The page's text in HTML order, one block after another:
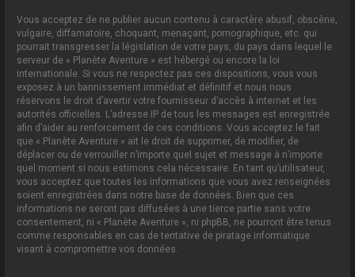
Vous acceptez de ne publier aucun contenu à caractère abusif, obscène,
vulgaire, diffamatoire, choquant, menaçant, pornographique, etc. qui
pourrait transgresser la législation de votre pays, du pays dans lequel le
serveur de « Planète Aventure » est hébergé ou encore la loi
internationale. Si vous ne respectez pas ces dispositions, vous vous
exposez à un bannissement immédiat et définitif et nous nous
réservons le droit d’avertir votre fournisseur d’accès à internet et les
autorités officielles. L’adresse IP de tous les messages est enregistrée
afin d’aider au renforcement de ces conditions. Vous acceptez le fait
que « Planète Aventure » ait le droit de supprimer, de modifier, de
déplacer ou de verrouiller n’importe quel sujet et message à n’importe
quel moment si nous estimons cela nécessaire. En tant qu’utilisateur,
vous acceptez que toutes les informations que vous avez renseignées
soient enregistrées dans notre base de données. Bien que ces
informations ne seront pas diffusées à une tierce partie sans votre
consentement, ni « Planète Aventure », ni phpBB, ne pourront être tenus
comme responsables en cas de tentative de piratage informatique
visant à compromettre vos données.